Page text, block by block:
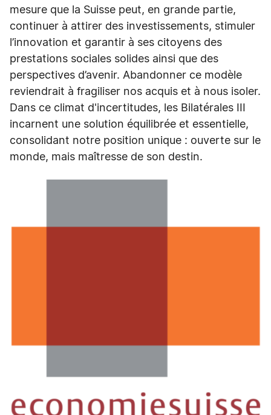
mesure que la Suisse peut, en grande partie,
continuer à attirer des investissements, stimuler
l’innovation et garantir à ses citoyens des
prestations sociales solides ainsi que des
perspectives d’avenir. Abandonner ce modèle
reviendrait à fragiliser nos acquis et à nous isoler.
Dans ce climat d'incertitudes, les Bilatérales III
incarnent une solution équilibrée et essentielle,
consolidant notre position unique : ouverte sur le
monde, mais maîtresse de son destin.